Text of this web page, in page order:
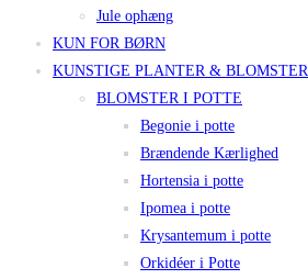
Jule ophæng
KUN FOR BØRN
KUNSTIGE PLANTER & BLOMSTER
BLOMSTER I POTTE
Begonie i potte
Brændende Kærlighed
Hortensia i potte
Ipomea i potte
Krysantemum i potte
Orkidéer i Potte